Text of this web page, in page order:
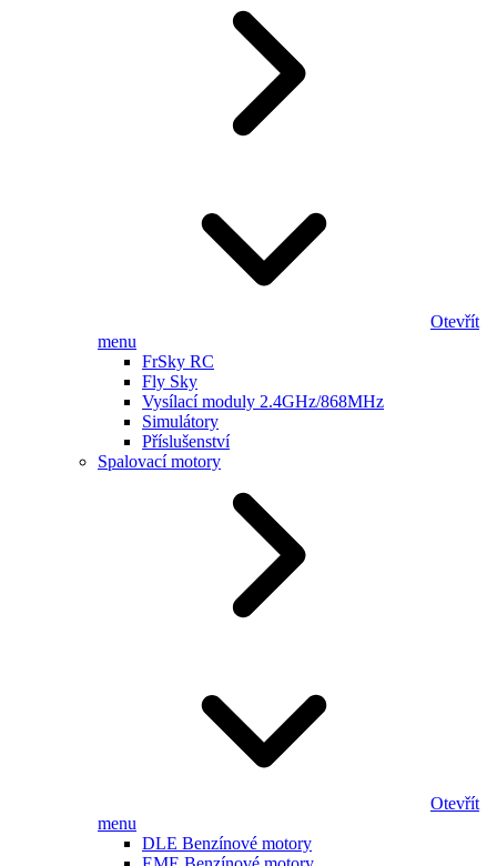
Otevřít
menu
FrSky RC
Fly Sky
Vysílací moduly 2.4GHz/868MHz
Simulátory
Příslušenství
Spalovací motory
Otevřít
menu
DLE Benzínové motory